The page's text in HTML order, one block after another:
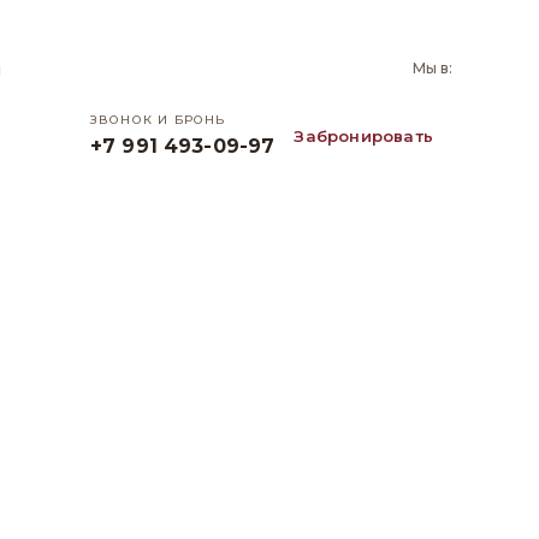
Мы в:
ЗВОНОК И БРОНЬ
+7 991 493-09-97 Забронировать